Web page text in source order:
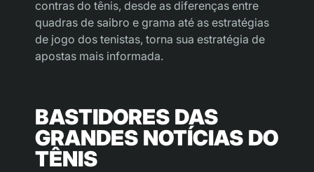
contras do tênis, desde as diferenças entre
quadras de saibro e grama até as estratégias
de jogo dos tenistas, torna sua estratégia de
apostas mais informada.
BASTIDORES DAS
GRANDES NOTÍCIAS DO
TÊNIS